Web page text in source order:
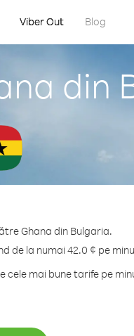
Viber Out Blog
din
Ghana din Bulgaria.
de la numai 42.0 ¢ pe
mai bune tarife pe